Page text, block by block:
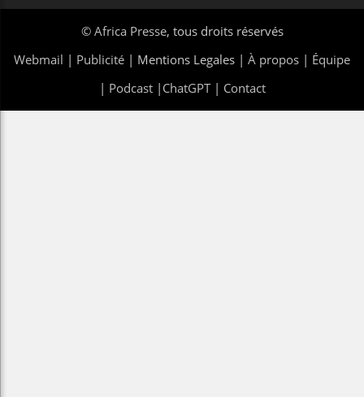
© Africa Presse, tous droits réservés
Webmail | Publicité | Mentions Legales | À propos | Équipe
| Podcast| ChatGPT| Contact